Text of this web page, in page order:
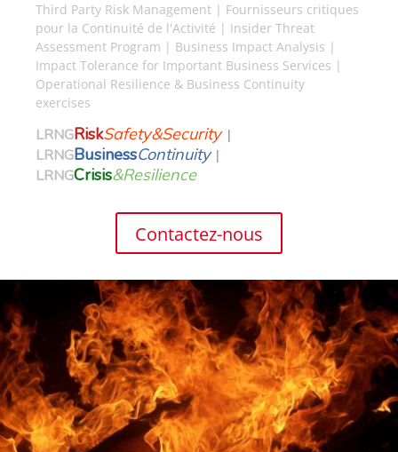
Third Party Risk Management | Fournisseurs critiques
pour la Continuité de l'Activité | Insider Threat
Assessment Program | Business Impact Analysis |
Impact Tolerance for Important Business Services |
Operational Resilience & Business Continuity
exercises
LRNGRiskSafety&Security |
LRNGBusinessContinuity|
LRNGCrisis&Resilience
Contactez-nous